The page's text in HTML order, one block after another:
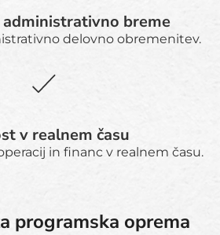
administrativno breme
delovno obremenitev.
v realnem času
in financ v realnem času.
programska oprema